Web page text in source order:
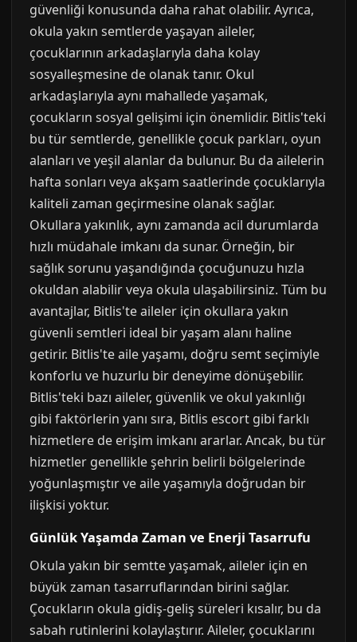
güvenliği konusunda daha rahat olabilir. Ayrıca,
okula yakın semtlerde yaşayan aileler,
çocuklarının arkadaşlarıyla daha kolay
sosyalleşmesine de olanak tanır. Okul
arkadaşlarıyla aynı mahallede yaşamak,
çocukların sosyal gelişimi için önemlidir. Bitlis'teki
bu tür semtlerde, genellikle çocuk parkları, oyun
alanları ve yeşil alanlar da bulunur. Bu da ailelerin
hafta sonları veya akşam saatlerinde çocuklarıyla
kaliteli zaman geçirmesine olanak sağlar.
Okullara yakınlık, aynı zamanda acil durumlarda
hızlı müdahale imkanı da sunar. Örneğin, bir
sağlık sorunu yaşandığında çocuğunuzu hızla
okuldan alabilir veya okula ulaşabilirsiniz. Tüm bu
avantajlar, Bitlis'te aileler için okullara yakın
güvenli semtleri ideal bir yaşam alanı haline
getirir. Bitlis'te aile yaşamı, doğru semt seçimiyle
konforlu ve huzurlu bir deneyime dönüşebilir.
Bitlis'teki bazı aileler, güvenlik ve okul yakınlığı
gibi faktörlerin yanı sıra, Bitlis escort gibi farklı
hizmetlere de erişim imkanı ararlar. Ancak, bu tür
hizmetler genellikle şehrin belirli bölgelerinde
yoğunlaşmıştır ve aile yaşamıyla doğrudan bir
ilişkisi yoktur.
Günlük Yaşamda Zaman ve Enerji Tasarrufu
Okula yakın bir semtte yaşamak, aileler için en
büyük zaman tasarruflarından birini sağlar.
Çocukların okula gidiş-geliş süreleri kısalır, bu da
sabah rutinlerini kolaylaştırır. Aileler, çocuklarını